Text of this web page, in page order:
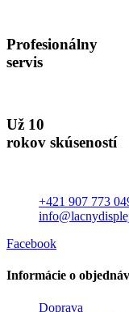
Profesionálny
servis
Už 10
rokov skúseností
+421 907 773
Facebook
Informácie o
Doprava